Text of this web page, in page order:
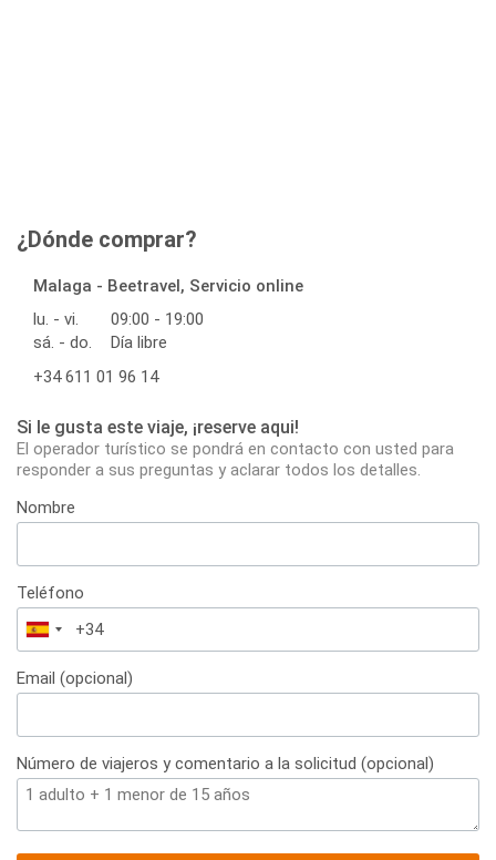
¿Dónde comprar?
Malaga - Beetravel, Servicio online
lu. - vi.
09:00 - 19:00
sá. - do.
Día libre
+34 611 01 96 14
Si le gusta este viaje, ¡reserve aqui!
El operador turístico se pondrá en contacto con usted para
responder a sus preguntas y aclarar todos los detalles.
Nombre
Teléfono
España
+34
Email (opcional)
Número de viajeros y comentario a la solicitud (opcional)